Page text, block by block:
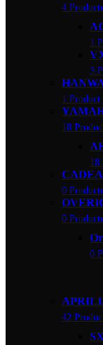
4
1
3
1 Product
18
18
0
0
0
42